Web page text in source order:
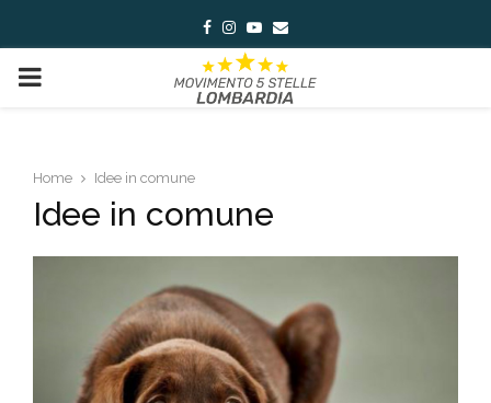
Facebook
Instagram
Youtube
Email
PRIMARY
Home Idee in comune
Idee in comune